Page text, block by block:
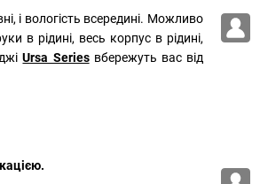
і вологість всередині. Можливо
в рідині, весь корпус в рідині,
Ursa Seriesвбережуть вас від